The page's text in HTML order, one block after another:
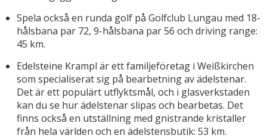
Spela också en runda golf på Golfclub Lungau med 18-
hålsbana par 72, 9-hålsbana par 56 och driving range:
45 km.
Edelsteine Krampl är ett familjeföretag i Weißkirchen
som specialiserat sig på bearbetning av ädelstenar.
Det är ett populärt utflyktsmål, och i glasverkstaden
kan du se hur ädelstenar slipas och bearbetas. Det
finns också en utställning med gnistrande kristaller
från hela världen och en ädelstensbutik: 53 km.